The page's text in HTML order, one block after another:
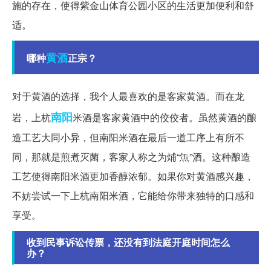
施的存在，使得紫金山体育公园小区的生活更加便利和舒
适。
哪种黄酒正宗？
对于黄酒的选择，我个人最喜欢的是客家黄酒。而在龙
岩，上杭南阳米酒是客家黄酒中的佼佼者。虽然黄酒的酿
造工艺大同小异，但南阳米酒在最后一道工序上有所不
同，那就是煎煮灭菌，客家人称之为烳“缹”酒。这种酿造
工艺使得南阳米酒更加香醇浓郁。如果你对黄酒感兴趣，
不妨尝试一下上杭南阳米酒，它能给你带来独特的口感和
享受。
收到民事诉讼传票，还没有到法庭开庭时间怎么
办？